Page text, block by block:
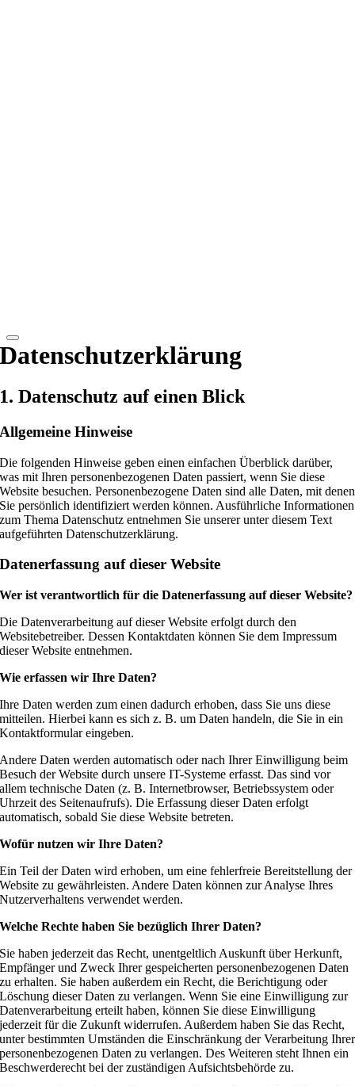
Datenschutzerklärung
1. Datenschutz auf einen Blick
Allgemeine Hinweise
Die folgenden Hinweise geben einen einfachen Überblick darüber,
was mit Ihren personenbezogenen Daten passiert, wenn Sie diese
Website besuchen. Personenbezogene Daten sind alle Daten, mit denen
Sie persönlich identifiziert werden können. Ausführliche Informationen
zum Thema Datenschutz entnehmen Sie unserer unter diesem Text
aufgeführten Datenschutzerklärung.
Datenerfassung auf dieser Website
Wer ist verantwortlich für die Datenerfassung auf dieser Website?
Die Datenverarbeitung auf dieser Website erfolgt durch den
Websitebetreiber. Dessen Kontaktdaten können Sie dem Impressum
dieser Website entnehmen.
Wie erfassen wir Ihre Daten?
Ihre Daten werden zum einen dadurch erhoben, dass Sie uns diese
mitteilen. Hierbei kann es sich z. B. um Daten handeln, die Sie in ein
Kontaktformular eingeben.
Andere Daten werden automatisch oder nach Ihrer Einwilligung beim
Besuch der Website durch unsere IT-Systeme erfasst. Das sind vor
allem technische Daten (z. B. Internetbrowser, Betriebssystem oder
Uhrzeit des Seitenaufrufs). Die Erfassung dieser Daten erfolgt
automatisch, sobald Sie diese Website betreten.
Wofür nutzen wir Ihre Daten?
Ein Teil der Daten wird erhoben, um eine fehlerfreie Bereitstellung der
Website zu gewährleisten. Andere Daten können zur Analyse Ihres
Nutzerverhaltens verwendet werden.
Welche Rechte haben Sie bezüglich Ihrer Daten?
Sie haben jederzeit das Recht, unentgeltlich Auskunft über Herkunft,
Empfänger und Zweck Ihrer gespeicherten personenbezogenen Daten
zu erhalten. Sie haben außerdem ein Recht, die Berichtigung oder
Löschung dieser Daten zu verlangen. Wenn Sie eine Einwilligung zur
Datenverarbeitung erteilt haben, können Sie diese Einwilligung
jederzeit für die Zukunft widerrufen. Außerdem haben Sie das Recht,
unter bestimmten Umständen die Einschränkung der Verarbeitung Ihrer
personenbezogenen Daten zu verlangen. Des Weiteren steht Ihnen ein
Beschwerderecht bei der zuständigen Aufsichtsbehörde zu.